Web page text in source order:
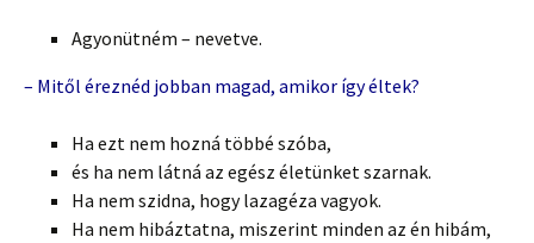
Agyonütném – nevetve.
– Mitől éreznéd jobban magad, amikor így éltek?
Ha ezt nem hozná többé szóba,
és ha nem látná az egész életünket szarnak.
Ha nem szidna, hogy lazagéza vagyok.
Ha nem hibáztatna, miszerint minden az én hibám,